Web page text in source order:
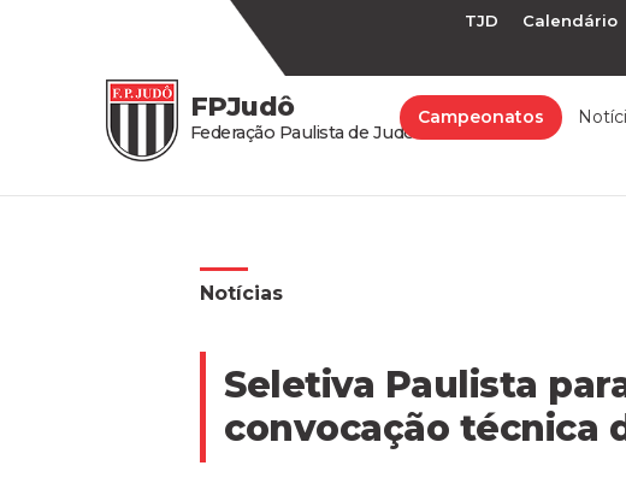
TJD Calendário
FPJudô
Federação Paulista de Judô
Campeonatos
Notícias
Seletiva Paulista
convocação técnica